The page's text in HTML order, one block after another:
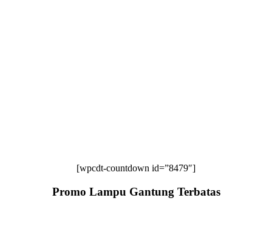
[wpcdt-countdown id=”8479″]
Promo Lampu Gantung Terbatas